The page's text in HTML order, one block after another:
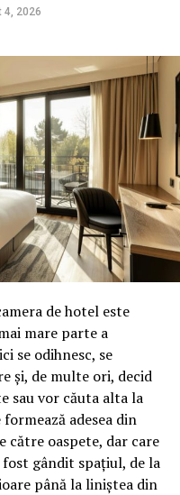
făcut, iar Dragnea l-a
a fost lasat in
desi in alte
oameni, acestia
consumase
4, 2026
de hotel este
mare parte a
se odihnesc, se
și, de multe ori, decid
sau vor căuta alta la
adesea din
către oaspete, dar care
gândit spațiul, de la
până la liniștea din